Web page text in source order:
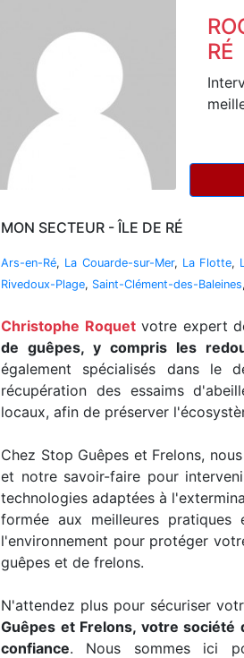
RÉ
MON SECTEUR - ÎLE DE RÉ
Ars-en-Ré, La Couarde-sur-Mer, La Flotte,
Rivedoux-Plage, Saint-Clément-des-Baleines,
Christophe Roquetvotre expert
de guêpes, y compris les
également spécialisés dans le
récupération des essaims
locaux, afin de préserver
Chez Stop Guêpes et Frelons,
et notre savoir-faire pour
technologies adaptées à
formée aux meilleures
l'environnement pour protéger
guêpes et de frelons.
N'attendez plus pour sécuriser
Guêpes et Frelons, votre
confiance. Nous sommes ici